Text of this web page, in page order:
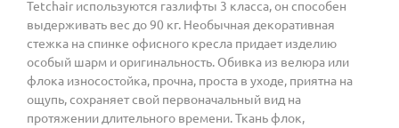
Tetchair используются газлифты 3 класса, он способен
выдерживать вес до 90 кг. Необычная декоративная
стежка на спинке офисного кресла придает изделию
особый шарм и оригинальность. Обивка из велюра или
флока износостойка, прочна, проста в уходе, приятна на
ощупь, сохраняет свой первоначальный вид на
протяжении длительного времени. Ткань флок,